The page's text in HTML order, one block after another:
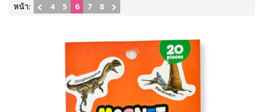
หน้า:
4 5 6 7 8